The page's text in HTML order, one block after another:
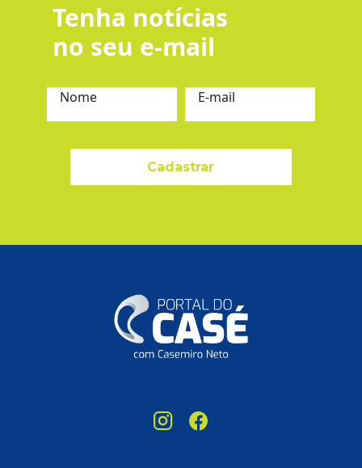
Tenha notícias
no seu e-mail
Nome E-mail
Cadastrar